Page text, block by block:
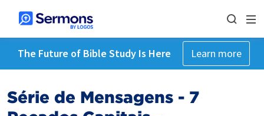
The Future of Bible Study Is Here Learn more
Série de Mensagens - 7